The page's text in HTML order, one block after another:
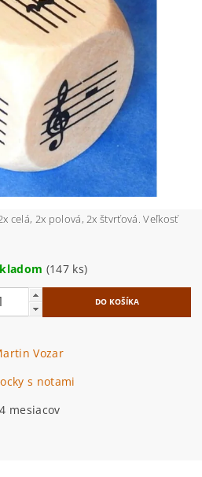
celá, 2x polová, 2x štvrťová. Veľkosť
(147 ks)
Vozar
s notami
mesiacov